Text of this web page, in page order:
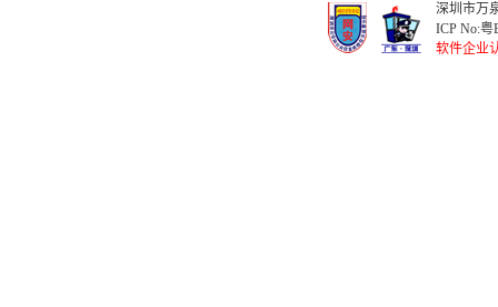
深圳市万
ICP No:粤
软件企业